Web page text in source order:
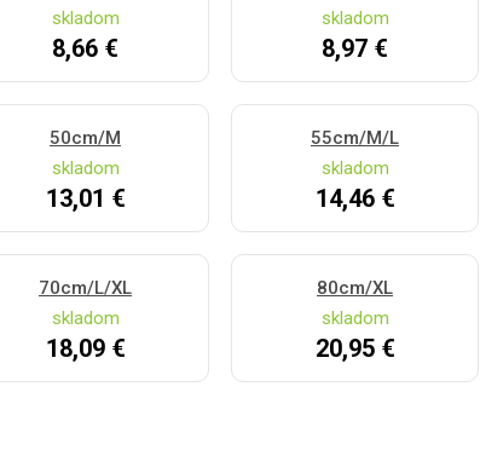
skladom
8,66 €
skladom
8,97 €
50cm/M
skladom
13,01 €
55cm/M/L
skladom
14,46 €
70cm/L/XL
skladom
18,09 €
80cm/XL
skladom
20,95 €